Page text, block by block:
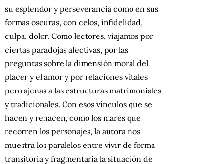
su esplendor y perseverancia como en sus
formas oscuras, con celos, infidelidad,
culpa, dolor. Como lectores, viajamos por
ciertas paradojas afectivas, por las
preguntas sobre la dimensión moral del
placer y el amor y por relaciones vitales
pero ajenas a las estructuras matrimoniales
y tradicionales. Con esos vínculos que se
hacen y rehacen, como los mares que
recorren los personajes, la autora nos
muestra los paralelos entre vivir de forma
transitoria y fragmentaria la situación de